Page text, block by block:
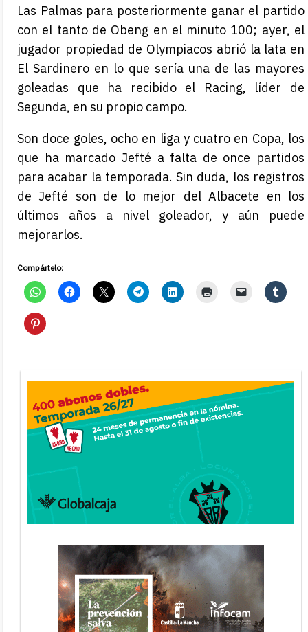
Las Palmas para posteriormente ganar el partido
con el tanto de Obeng en el minuto 100; ayer, el
jugador propiedad de Olympiacos abrió la lata en
El Sardinero en lo que sería una de las mayores
goleadas que ha recibido el Racing, líder de
Segunda, en su propio campo.
Son doce goles, ocho en liga y cuatro en Copa, los
que ha marcado Jefté a falta de once partidos
para acabar la temporada. Sin duda, los registros
de Jefté son de lo mejor del Albacete en los
últimos años a nivel goleador, y aún puede
mejorarlos.
Compártelo: